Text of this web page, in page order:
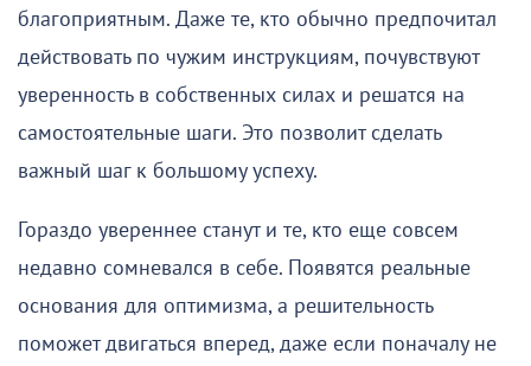
благоприятным. Даже те, кто обычно предпочитал
действовать по чужим инструкциям, почувствуют
уверенность в собственных силах и решатся на
самостоятельные шаги. Это позволит сделать
важный шаг к большому успеху.
Гораздо увереннее станут и те, кто еще совсем
недавно сомневался в себе. Появятся реальные
основания для оптимизма, а решительность
поможет двигаться вперед, даже если поначалу не